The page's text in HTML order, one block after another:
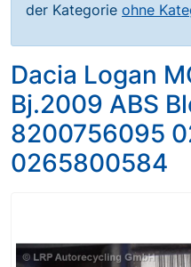
der Kategorie ohne
Dacia Logan
Bj.2009 ABS
8200756095
0265800584